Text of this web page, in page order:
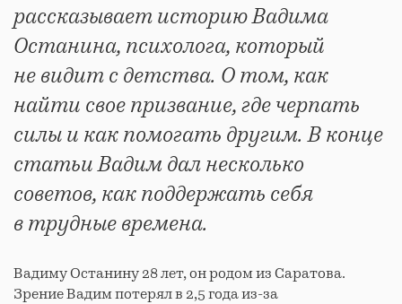
рассказывает историю Вадима
Останина, психолога, который
не видит с детства. О том, как
найти свое призвание, где черпать
силы и как помогать другим. В конце
статьи Вадим дал несколько
советов, как поддержать себя
в трудные времена.
Вадиму Останину 28 лет, он родом из Саратова.
Зрение Вадим потерял в 2,5 года из-за